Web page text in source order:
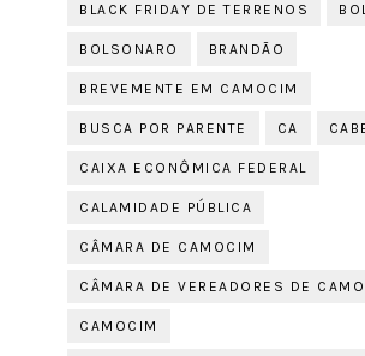
BLACK FRIDAY DE TERRENOS
BOLSONARO BRANDÃO
BREVEMENTE EM CAMOCIM
BUSCA POR PARENTE CA
CAIXA ECONÔMICA FEDERAL
CALAMIDADE PÚBLICA
CÂMARA DE CAMOCIM
CÂMARA DE VEREADORES DE
CAMOCIM